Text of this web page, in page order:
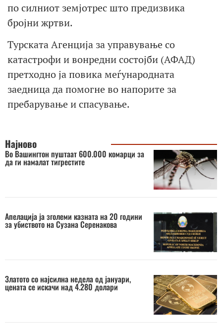
по силниот земјотрес што предизвика
бројни жртви.
Турската Агенција за управување со
катастрофи и вонредни состојби (АФАД)
претходно ја повика меѓународната
заедница да помогне во напорите за
пребарување и спасување.
Најново
Во Вашингтон пуштаат 600.000 комарци за
да ги намалат тигрестите
Апелација ја зголеми казната на 20 години
за убиството на Сузана Серенакова
Златото со најсилна недела од јануари,
цената се искачи над 4.280 долари